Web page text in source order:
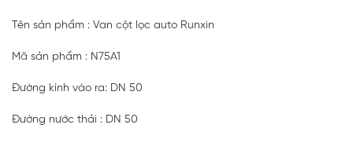
Tên sản phẩm : Van cột lọc auto Runxin
Mã sản phẩm : N75A1
Đường kính vào ra: DN 50
Đường nước thải : DN 50